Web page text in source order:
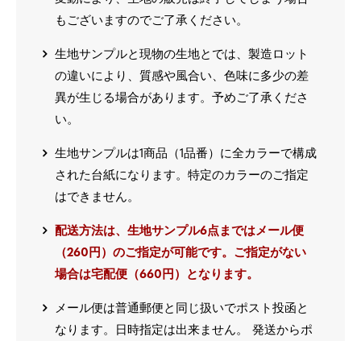
もございますのでご了承ください。
生地サンプルと現物の生地とでは、製造ロット
の違いにより、質感や風合い、色味に多少の差
異が生じる場合があります。予めご了承くださ
い。
生地サンプルは1商品（1品番）に全カラーで構成
された台紙になります。特定のカラーのご指定
はできません。
配送方法は、生地サンプル6点まではメール便
（260円）のご指定が可能です。ご指定がない
場合は宅配便（660円）となります。
メール便は普通郵便と同じ扱いでポスト投函と
なります。日時指定は出来ません。 発送からポ